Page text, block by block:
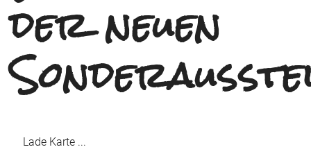
der neuen
Lade Karte ...